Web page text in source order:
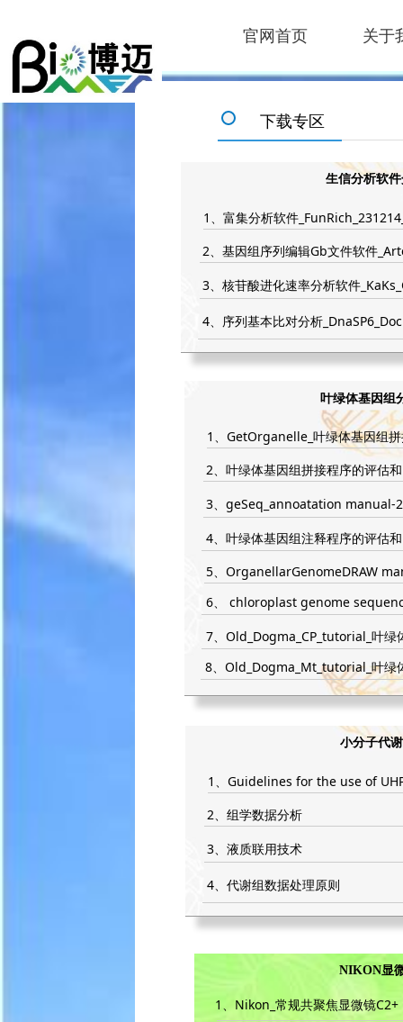
官网首页 关于
2、基因组序列编辑Gb文件软件
1、富集分析软件
4、序列基本比对分析
3、核苷酸进化速率分析软件
生信分析软
2、叶绿体基因组拼接程序的评估
叶绿体基因组
4、叶绿体基因组注释程序的评估
1、GetOrganelle_叶绿体基因组
3、geSeq_annoatation manual-
7、Old_Dogma_CP_tutorial_叶绿
8、Old_Dogma_Mt_tutorial_叶绿
5、OrganellarGenomeDRAW
6、 chloroplast genome
下载专区
2、组学数据分析
3、液质联用技术
1、Guidelines for the use of
4、代谢组数据处理原则
小分子代
1、Nikon_常规共聚焦显微镜C2+
NIKON显